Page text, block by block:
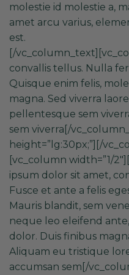
molestie id molestie a,
amet arcu varius,
est.
[/
convallis tellus. Nulla
Quisque enim felis,
magna. Sed viverra
pellentesque sem
sem viverra[/
height=”lg:30px;”][/
[vc_column width=”1/
ipsum dolor sit amet,
Fusce et ante a felis
Mauris blandit, sem
neque leo eleifend
dolor. Duis finibus
Aliquam eu tristique
accumsan sem[/